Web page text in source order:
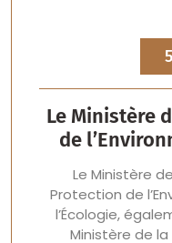
Le Ministère
de
Le Ministère
Protection de
l’Écologie,
Ministère de